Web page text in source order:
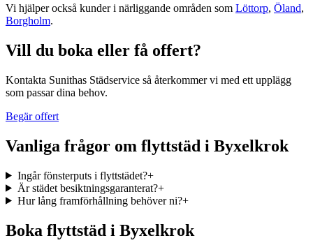
Vi hjälper också kunder i närliggande områden som Löttorp, Öland,
Borgholm.
Vill du boka eller få offert?
Kontakta Sunithas Städservice så återkommer vi med ett upplägg
som passar dina behov.
Begär offert
Vanliga frågor om flyttstäd i Byxelkrok
Ingår fönsterputs i flyttstädet?+
Är städet besiktningsgaranterat?+
Hur lång framförhållning behöver ni?+
Boka flyttstäd i Byxelkrok